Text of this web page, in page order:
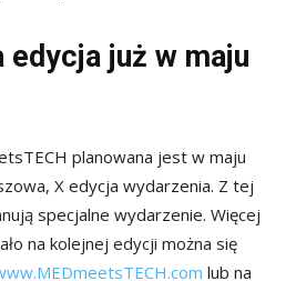
edycja już w maju
planowana jest w maju
X edycja wydarzenia. Z tej
specjalne wydarzenie. Więcej
na kolejnej edycji można się
lub na